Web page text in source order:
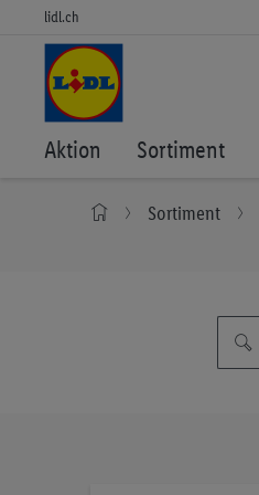
lidl.ch
Aktion Sortiment
Sortiment